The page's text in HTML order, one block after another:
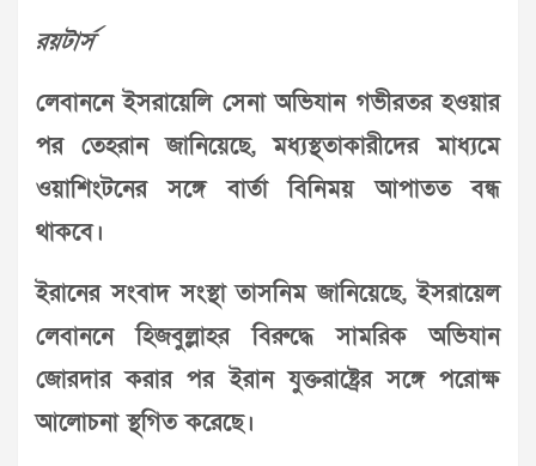
রয়টার্স
লেবাননে ইসরায়েলি সেনা অভিযান গভীরতর হওয়ার
পর তেহরান জানিয়েছে, মধ্যস্থতাকারীদের মাধ্যমে
ওয়াশিংটনের সঙ্গে বার্তা বিনিময় আপাতত বন্ধ
থাকবে।
ইরানের সংবাদ সংস্থা তাসনিম জানিয়েছে, ইসরায়েল
লেবাননে হিজবুল্লাহর বিরুদ্ধে সামরিক অভিযান
জোরদার করার পর ইরান যুক্তরাষ্ট্রের সঙ্গে পরোক্ষ
আলোচনা স্থগিত করেছে।